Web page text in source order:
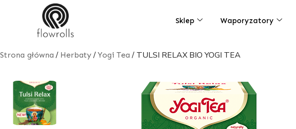
Sklep Waporyzatory
Strona główna / Herbaty/ Yogi Tea / TULSI RELAX BIO YOGI TEA